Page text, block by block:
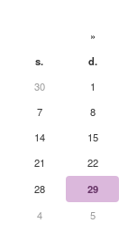
»
s.
d.
30
1
7
8
14
15
21
22
28
29
4 5